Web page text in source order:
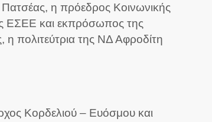
η πρόεδρος Κοινωνικής
ΕΣΕΕ και εκπρόσωπος της
της ΝΔ Αφροδίτη
Κορδελιού – Ευόσμου και